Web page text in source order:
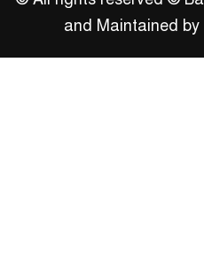
and Maintained by